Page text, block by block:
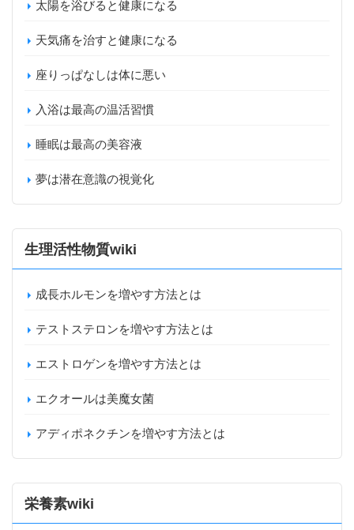
太陽を浴びると健康になる
天気痛を治すと健康になる
座りっぱなしは体に悪い
入浴は最高の温活習慣
睡眠は最高の美容液
夢は潜在意識の視覚化
生理活性物質wiki
成長ホルモンを増やす方法とは
テストステロンを増やす方法とは
エストロゲンを増やす方法とは
エクオールは美魔女菌
アディポネクチンを増やす方法とは
栄養素wiki